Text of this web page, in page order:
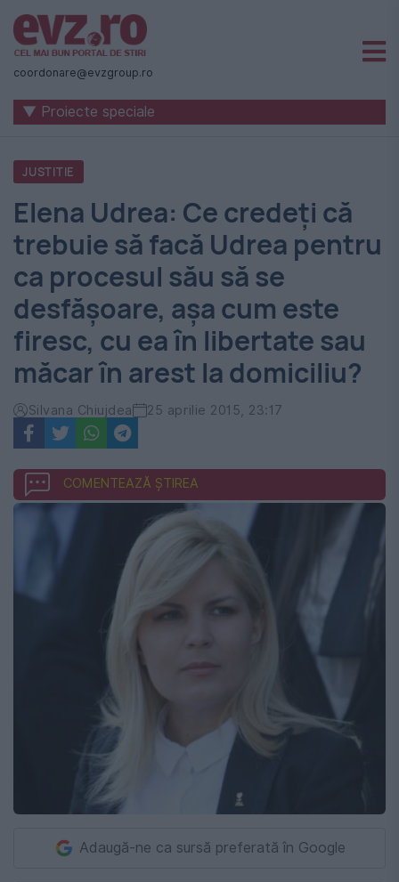
Știri
naționale
internaționale
România
-
Evenimentul
Zilei
coordonare@evzgroup.ro
▼ Proiecte speciale
JUSTITIE
Elena Udrea: Ce credeţi că
trebuie să facă Udrea pentru
ca procesul său să se
desfăşoare, aşa cum este
firesc, cu ea în libertate sau
măcar în arest la domiciliu?
Silvana Chiujdea 25 aprilie 2015, 23:17
COMENTEAZĂ ȘTIREA
Adaugă-ne ca sursă preferată în Google